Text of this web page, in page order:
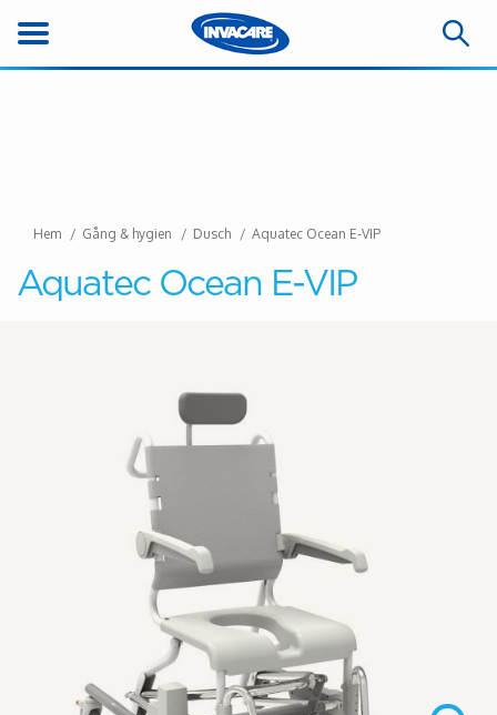
Hem Gång & hygien Dusch Aquatec Ocean E-VIP
Aquatec Ocean E-VIP